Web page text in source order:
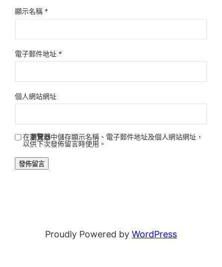
顯示名稱 *
電子郵件地址 *
個人網站網址
在瀏覽器中儲存顯示名稱、電子郵件地址及個人網站網址，
以供下次發佈留言時使用。
Proudly Powered by WordPress